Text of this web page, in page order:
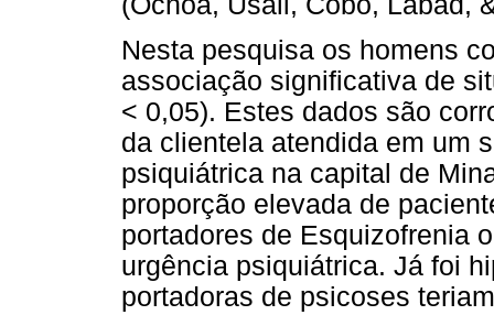
Nesta pesquisa os homens
associação significativa de
< 0,05). Estes dados são
da clientela atendida em um
psiquiátrica na capital de
proporção elevada de
portadores de Esquizofrenia
urgência psiquiátrica. Já foi
portadoras de psicoses